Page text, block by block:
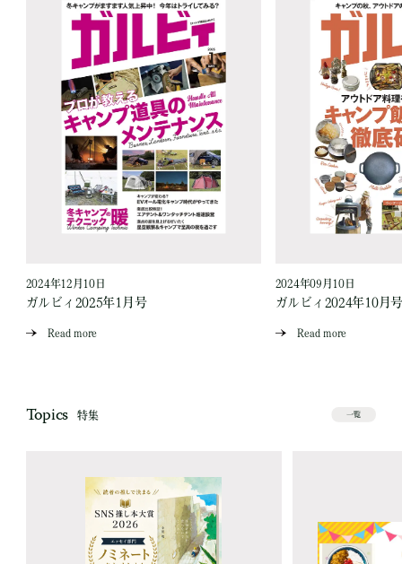
2024年12月10日
ガルビィ2025年1月号
Read more
2024年09月10日
ガルビィ2024年10月
Read more
Topics 特集 一覧